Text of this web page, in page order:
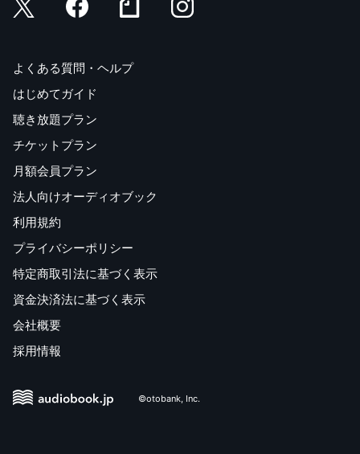
よくある質問・ヘルプ
はじめてガイド
聴き放題プラン
チケットプラン
月額会員プラン
法人向けオーディオブック
利用規約
プライバシーポリシー
特定商取引法に基づく表示
資金決済法に基づく表示
会社概要
採用情報
©otobank, Inc.